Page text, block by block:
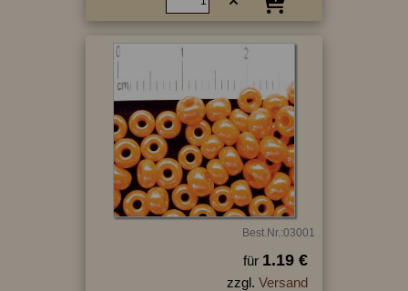
Best.Nr.:03001
für 1.19 €
zzgl. Versand